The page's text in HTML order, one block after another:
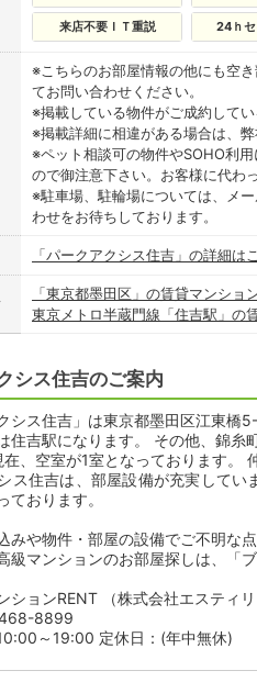
来店不要ＩＴ重説 24ｈ
※こちらのお部屋情報の他にも空
てお問い合わせください。
※掲載している物件がご成約して
※掲載詳細に相違がある場合は、
※ペット相談可の物件やSOHO利
ので御注意下さい。お客様に代わ
※駐車場、駐輪場については、メ
わせをお待ちしております。
「パークアクシス住吉」の詳細は
「東京都墨田区」の賃貸マンショ
東京メトロ半蔵門線「住吉駅」の
シス住吉のご案内
シス住吉」は東京都墨田区江東
住吉駅になります。 その他、錦糸
、空室が1室となっております。
ス住吉は、部屋設備が充実して
ております。
みや物件・部屋の設備でご不明な
級マンションのお部屋探しは、「
ションRENT （株式会社エスティリ
8899
～19:00 定休日：(年中無休)